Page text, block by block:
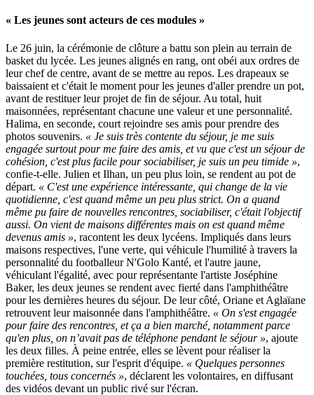
« Les jeunes sont acteurs de ces modules »
Le 26 juin, la cérémonie de clôture a battu son plein au terrain de
basket du lycée. Les jeunes alignés en rang, ont obéi aux ordres de
leur chef de centre, avant de se mettre au repos. Les drapeaux se
baissaient et c'était le moment pour les jeunes d'aller prendre un pot,
avant de restituer leur projet de fin de séjour. Au total, huit
maisonnées, représentant chacune une valeur et une personnalité.
Halima, en seconde, court rejoindre ses amis pour prendre des
photos souvenirs. « Je suis très contente du séjour, je me suis
engagée surtout pour me faire des amis, et vu que c'est un séjour de
cohésion, c'est plus facile pour sociabiliser, je suis un peu timide »,
confie-t-elle. Julien et Ilhan, un peu plus loin, se rendent au pot de
départ. « C'est une expérience intéressante, qui change de la vie
quotidienne, c'est quand même un peu plus strict. On a quand
même pu faire de nouvelles rencontres, sociabiliser, c'était l'objectif
aussi. On vient de maisons différentes mais on est quand même
devenus amis », racontent les deux lycéens. Impliqués dans leurs
maisons respectives, l'une verte, qui véhicule l'humilité à travers la
personnalité du footballeur N'Golo Kanté, et l'autre jaune,
véhiculant l'égalité, avec pour représentante l'artiste Joséphine
Baker, les deux jeunes se rendent avec fierté dans l'amphithéâtre
pour les dernières heures du séjour. De leur côté, Oriane et Aglaïane
retrouvent leur maisonnée dans l'amphithéâtre. « On s'est engagée
pour faire des rencontres, et ça a bien marché, notamment parce
qu'en plus, on n’avait pas de téléphone pendant le séjour », ajoute
les deux filles. À peine entrée, elles se lèvent pour réaliser la
première restitution, sur l'esprit d'équipe. « Quelques personnes
touchées, tous concernés », déclarent les volontaires, en diffusant
des vidéos devant un public rivé sur l'écran.